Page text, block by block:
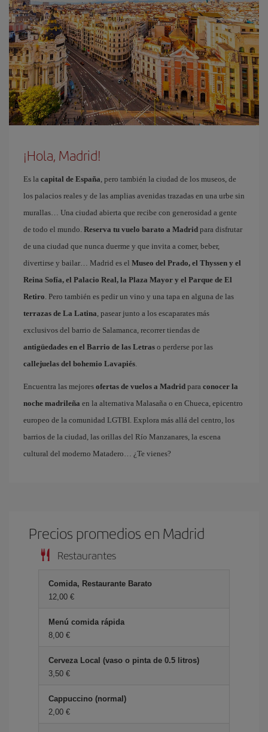
¡Hola, Madrid!
Es la capital de España, pero también la ciudad de los museos, de
los palacios reales y de las amplias avenidas trazadas en una urbe sin
murallas… Una ciudad abierta que recibe con generosidad a gente
de todo el mundo. Reserva tu vuelo barato a Madrid para disfrutar
de una ciudad que nunca duerme y que invita a comer, beber,
divertirse y bailar… Madrid es el Museo del Prado, el Thyssen y el
Reina Sofía, el Palacio Real, la Plaza Mayor y el Parque de El
Retiro. Pero también es pedir un vino y una tapa en alguna de las
terrazas de La Latina, pasear junto a los escaparates más
exclusivos del barrio de Salamanca, recorrer tiendas de
antigüedades en el Barrio de las Letras o perderse por las
callejuelas del bohemio Lavapiés.
Encuentra las mejores ofertas de vuelos a Madrid para conocer la
noche madrileña en la alternativa Malasaña o en Chueca, epicentro
europeo de la comunidad LGTBI. Explora más allá del centro, los
barrios de la ciudad, las orillas del Río Manzanares, la escena
cultural del moderno Matadero… ¿Te vienes?
Precios promedios en Madrid
Restaurantes
Comida, Restaurante Barato
12,00 €
Menú comida rápida
8,00 €
Cerveza Local (vaso o pinta de 0.5 litros)
3,50 €
Cappuccino (normal)
2,00 €